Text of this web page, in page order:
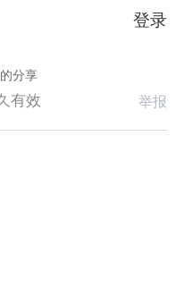
登录
的分享
有效 举报